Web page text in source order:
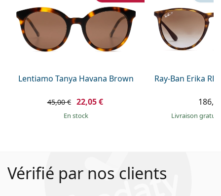
Lentiamo Tanya Havana Brown
45,00 € 22,05 €
en stock
Ray-Ban Erika
Livraison
Vérifié par nos clients